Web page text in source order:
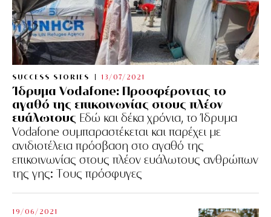
SUCCESS STORIES 13/07/2021
Ίδρυμα Vodafone: Προσφέροντας το
αγαθό της επικοινωνίας στους πλέον
ευάλωτους Εδώ και δέκα χρόνια, το Ίδρυμα
Vodafone συμπαραστέκεται και παρέχει με
ανιδιοτέλεια πρόσβαση στο αγαθό της
επικοινωνίας στους πλέον ευάλωτους ανθρώπων
της γης: Tους πρόσφυγες
19/06/2021